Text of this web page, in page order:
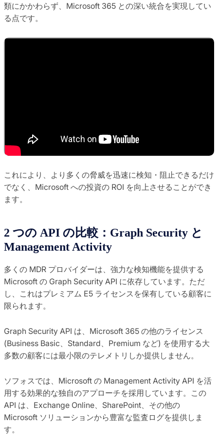
類にかかわらず、Microsoft 365 との深い統合を実現してい
る点です。
これにより、より多くの脅威を迅速に検知・阻止できるだけ
でなく、Microsoft への投資の ROI を向上させることができ
ます。
2 つの API の比較：Graph Security と
Management Activity
多くの MDR プロバイダーは、強力な検知機能を提供する
Microsoft の Graph Security API に依存しています。ただ
し、これはプレミアム E5 ライセンスを保有している顧客に
限られます。
Graph Security API は、Microsoft 365 の他のライセンス
(Business Basic、Standard、Premium など) を使用する大
多数の顧客には最小限のテレメトリしか提供しません。
ソフォスでは、Microsoft の Management Activity API を活
用する効果的な独自のアプローチを採用しています。この
API は、Exchange Online、SharePoint、その他の
Microsoft ソリューションから豊富な監査ログを提供しま
す。